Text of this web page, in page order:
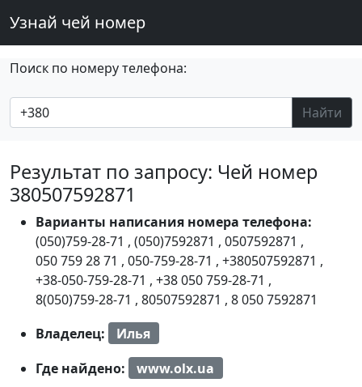
Узнай чей номер
Поиск по номеру телефона:
Найти
Результат по запросу: Чей номер
380507592871
Варианты написания номера телефона:
(050)759-28-71 , (050)7592871 , 0507592871 ,
050 759 28 71 , 050-759-28-71 , +380507592871 ,
+38-050-759-28-71 , +38 050 759-28-71 ,
8(050)759-28-71 , 80507592871 , 8 050 7592871
Владелец:
Илья
Где найдено:
www.olx.ua